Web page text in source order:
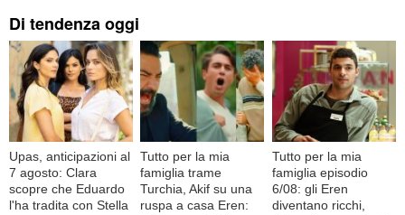
Di tendenza oggi
Upas, anticipazioni al
7 agosto: Clara
scopre che Eduardo
l'ha tradita con Stella
Tutto per la mia
famiglia trame
Turchia, Akif su una
ruspa a casa Eren:
Tutto per la mia
famiglia episodio
6/08: gli Eren
diventano ricchi,